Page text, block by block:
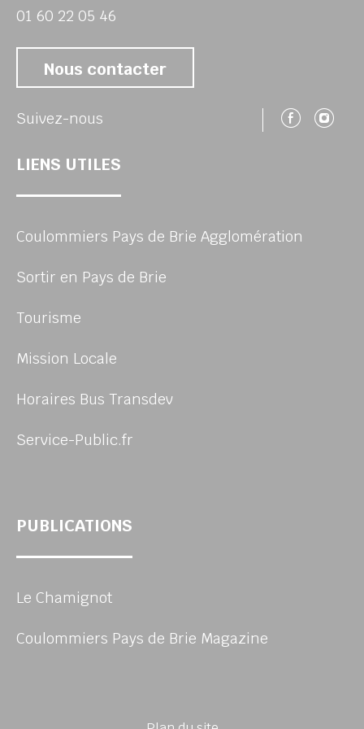
01 60 22 05 46
Nous contacter
Suivez-nous
LIENS UTILES
Coulommiers Pays de Brie Agglomération
Sortir en Pays de Brie
Tourisme
Mission Locale
Horaires Bus Transdev
Service-Public.fr
PUBLICATIONS
Le Chamignot
Coulommiers Pays de Brie Magazine